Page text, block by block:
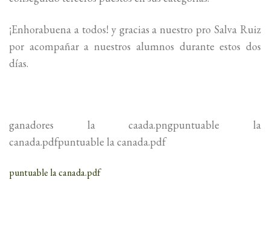
¡Enhorabuena a todos! y gracias a nuestro pro Salva Ruiz
por acompañar a nuestros alumnos durante estos dos
días.
ganadores la caada.pngpuntuable la
canada.pdfpuntuable la canada.pdf
puntuable la canada.pdf